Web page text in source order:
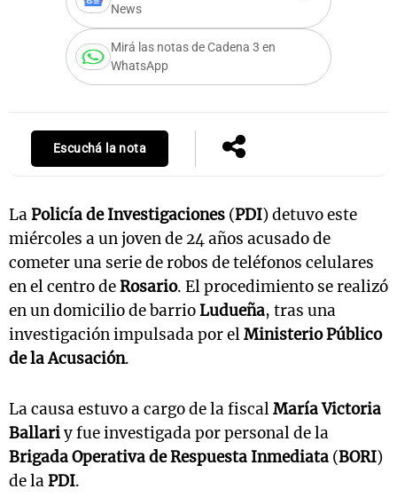
News
Mirá las notas de Cadena 3 en
WhatsApp
Escuchá la nota
LaPolicía de Investigaciones (PDI) detuvo este
miércoles a un joven de 24 años acusado de
cometer una serie de robos de teléfonos celulares
en el centro deRosario. El procedimiento se realizó
en un domicilio de barrioLudueña, tras una
investigación impulsada por elMinisterio Público
de la Acusación.
La causa estuvo a cargo de la fiscalMaría Victoria
Ballariy fue investigada por personal de la
Brigada Operativa de Respuesta Inmediata (BORI)
de laPDI.